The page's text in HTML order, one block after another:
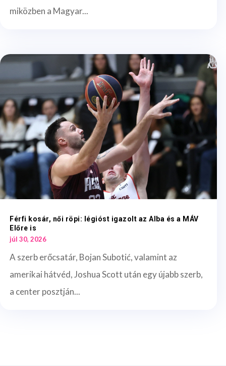
miközben a Magyar...
Férfi kosár, női röpi: légióst igazolt az Alba és a MÁV
Előre is
júl 30, 2026
A szerb erőcsatár, Bojan Subotić, valamint az
amerikai hátvéd, Joshua Scott után egy újabb szerb,
a center posztján...